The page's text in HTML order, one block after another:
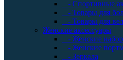
- Спортивные
- Товары для
- Товары для
Женские аксессуары
- Женские
- Женские
- Зеркала